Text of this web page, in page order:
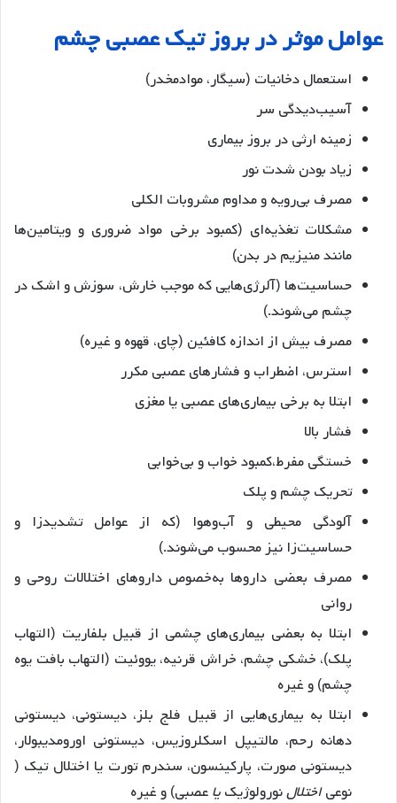
عوامل موثر در بروز تیک عصبی چشم
استعمال دخانیات (سیگار، موادمخدر)
آسیب‌دیدگی سر
زمینه ارثی در بروز بیماری
زیاد بودن شدت نور
مصرف بی‌رویه و مداوم مشروبات الکلی
مشکلات تغذیه‌ای (کمبود برخی مواد ضروری و ویتامین‌ها
مانند منیزیم در بدن)
حساسیت‌ها (آلرژی‌هایی که موجب خارش، سوزش و اشک در
چشم می‌شوند.)
مصرف بیش از اندازه کافئین (چای، قهوه و غیره)
استرس، اضطراب و فشارهای عصبی مکرر
ابتلا به برخی بیماری‌های عصبی یا مغزی
فشار بالا
خستگی مفرط،کمبود خواب و بی‌خوابی
تحریک چشم و پلک
آلودگی محیطی و آب‌و‌هوا (که از عوامل تشدید‌زا و
حساسیت‌زا نیز محسوب می‌شوند.)
مصرف بعضی داروها به‌خصوص داروهای اختلالات روحی و
روانی
ابتلا به بعضی بیماری‌های چشمی از قبیل بلفاریت (التهاب
پلک)، خشکی چشم، خراش قرنیه، یووئیت (التهاب بافت یوه
چشم) و غیره
ابتلا به بیماری‌هایی از قبیل فلج بلز، دیستونی، دیستونی
دهانه رحم، مالتیپل اسکلروزیس، دیستونی اورومدیبولار،
دیستونی صورت، پارکینسون، سندرم تورت یا اختلال تیک (
نوعیاختلالنورولوژیکیاعصبی) و غیره